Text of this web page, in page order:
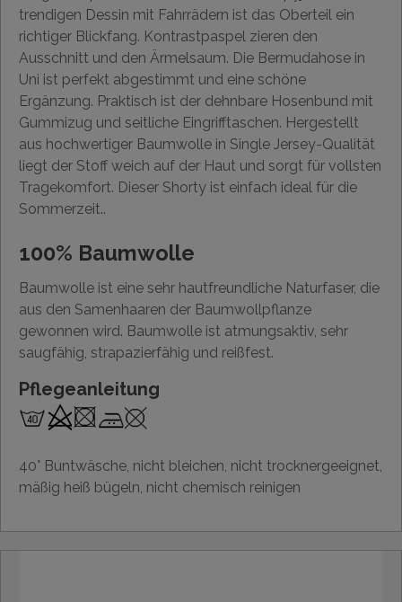
trendigen Dessin mit Fahrrädern ist das Oberteil ein
richtiger Blickfang. Kontrastpaspel zieren den
Ausschnitt und den Ärmelsaum. Die Bermudahose in
Uni ist perfekt abgestimmt und eine schöne
Ergänzung. Praktisch ist der dehnbare Hosenbund mit
Gummizug und seitliche Eingrifftaschen. Hergestellt
aus hochwertiger Baumwolle in Single Jersey-Qualität
liegt der Stoff weich auf der Haut und sorgt für vollsten
Tragekomfort. Dieser Shorty ist einfach ideal für die
Sommerzeit..
100% Baumwolle
Baumwolle ist eine sehr hautfreundliche Naturfaser, die
aus den Samenhaaren der Baumwollpflanze
gewonnen wird. Baumwolle ist atmungsaktiv, sehr
saugfähig, strapazierfähig und reißfest.
Pflegeanleitung
40° Buntwäsche, nicht bleichen, nicht trocknergeeignet,
mäßig heiß bügeln, nicht chemisch reinigen